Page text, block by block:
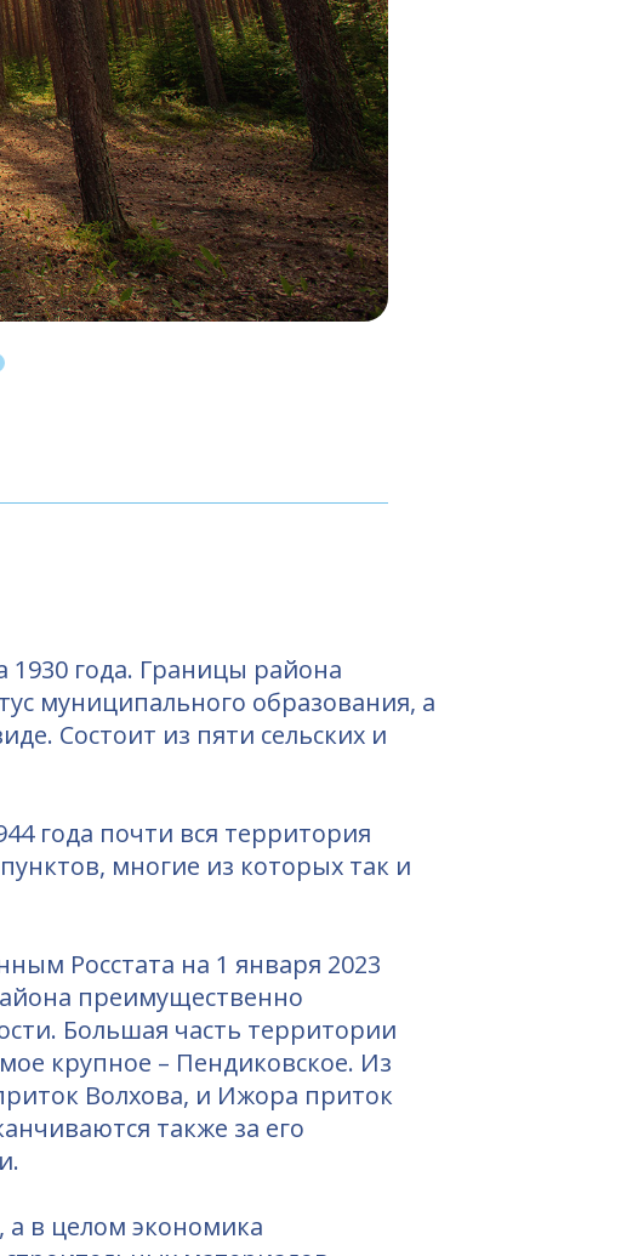
1930 года. Границы района
муниципального образования, а
Состоит из пяти сельских и
года почти вся территория
многие из которых так и
Росстата на 1 января 2023
преимущественно
Большая часть территории
крупное – Пендиковское. Из
Волхова, и Ижора приток
также за его
а в целом экономика